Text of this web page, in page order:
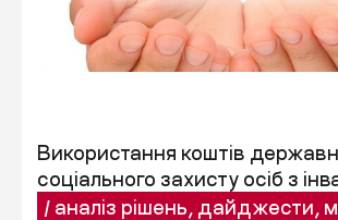
Використання коштів
соціального захисту осіб з
/ аналіз рішень, дайджести,